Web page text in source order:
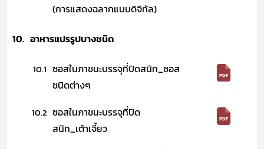
(การแสดงฉลากแบบดิจิทัล)
10. อาหารแปรรูปบางชนิด​
10.1 ซอสในภาชนะบรรจุที่ปิดสนิท_ซอส
ชนิดต่างๆ
10.2 ซอสในภาชนะบรรจุที่ปิด
สนิท_เต้าเจี้ยว